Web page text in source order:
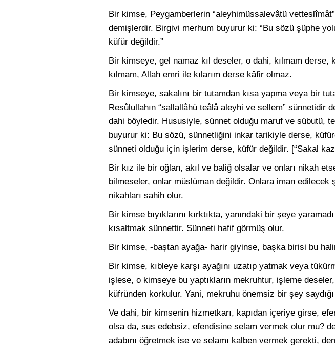
Bir kimse, Peygamberlerin “aleyhimüssalevâtü
demişlerdir. Birgivi merhum buyurur ki: “Bu sözü şüphe
küfür değildir.”
Bir kimseye, gel namaz kıl deseler, o dahi, kılmam
kılmam, Allah emri ile kılarım derse kâfir olmaz.
Bir kimseye, sakalını bir tutamdan kısa yapma veya bir
Resûlullahın “sallallâhü teâlâ aleyhi ve sellem”
dahi böyledir. Hususiyle, sünnet olduğu maruf ve sübutü,
buyurur ki: Bu sözü, sünnetliğini inkar tarikiyle derse,
sünneti olduğu için işlerim derse, küfür değildir. [“Sakal
Bir kız ile bir oğlan, akıl ve baliğ olsalar ve onları nikah
bilmeseler, onlar müslüman değildir. Onlara iman edilecek
nikahları sahih olur.
Bir kimse bıyıklarını kırktıkta, yanındaki bir şeye
kısaltmak sünnettir. Sünneti hafif görmüş olur.
Bir kimse, -baştan ayağa- harir giyinse, başka birisi bu
Bir kimse, kıbleye karşı ayağını uzatıp yatmak veya
işlese, o kimseye bu yaptıkların mekruhtur, işleme
küfründen korkulur. Yani, mekruhu önemsiz bir şey
Ve dahi, bir kimsenin hizmetkarı, kapıdan içeriye girse,
olsa da, sus edebsiz, efendisine selam vermek olur mu?
adabını öğretmek ise ve selamı kalben vermek gerekti,